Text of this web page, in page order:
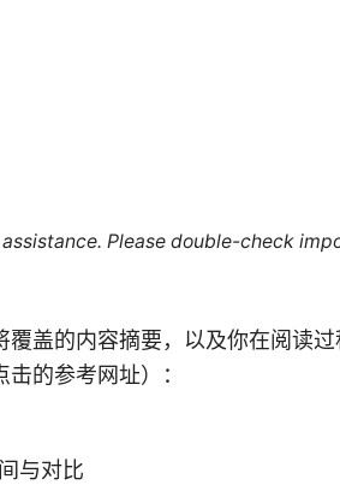
Please double-check
盖的内容摘要，以及你在阅读
的参考网址）：
与对比